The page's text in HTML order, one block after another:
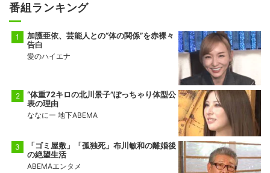
番組ランキング
加護亜依、芸能人との“体の関係”を赤裸々
告白
愛のハイエナ
“体重72キロの北川景子”ぽっちゃり体型公
表の理由
ななにー 地下ABEMA
「ゴミ屋敷」「孤独死」布川敏和の離婚後
の絶望生活
ABEMAエンタメ